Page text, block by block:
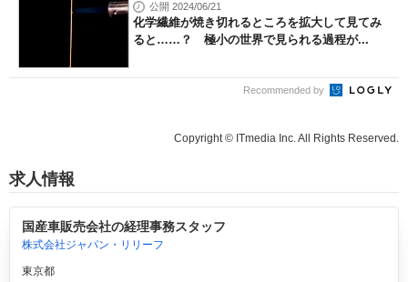
公開 2024/06/21
化学繊維が焼き切れるところを拡大して見てみ
ると……？ 極小の世界で見られる過程が...
Recommended by
Copyright © ITmedia Inc. All Rights Reserved.
求人情報
国産車販売会社の経理事務スタッフ
株式会社ジャパン・リリーフ
東京都